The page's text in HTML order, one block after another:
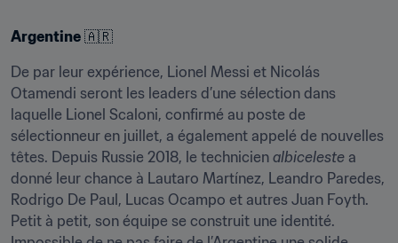
Argentine 🇦🇷
De par leur expérience, Lionel Messi et Nicolás
Otamendi seront les leaders d’une sélection dans
laquelle Lionel Scaloni, confirmé au poste de
sélectionneur en juillet, a également appelé de nouvelles
têtes. Depuis Russie 2018, le technicien albiceleste a
donné leur chance à Lautaro Martínez, Leandro Paredes,
Rodrigo De Paul, Lucas Ocampo et autres Juan Foyth.
Petit à petit, son équipe se construit une identité.